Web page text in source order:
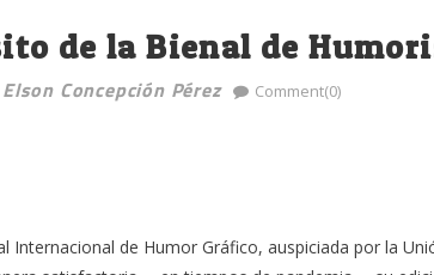
de la Bienal de
Elson Concepción Pérez Comment(0)
Internacional de Humor Gráfico, auspiciada por la